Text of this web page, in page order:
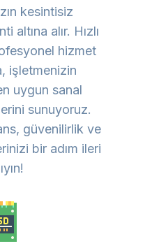
kesintisiz
altına alır. Hızlı
hizmet
işletmenizin
uygun sanal
sunuyoruz.
güvenilirlik ve
bir adım ileri